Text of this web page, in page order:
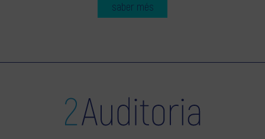
saber més